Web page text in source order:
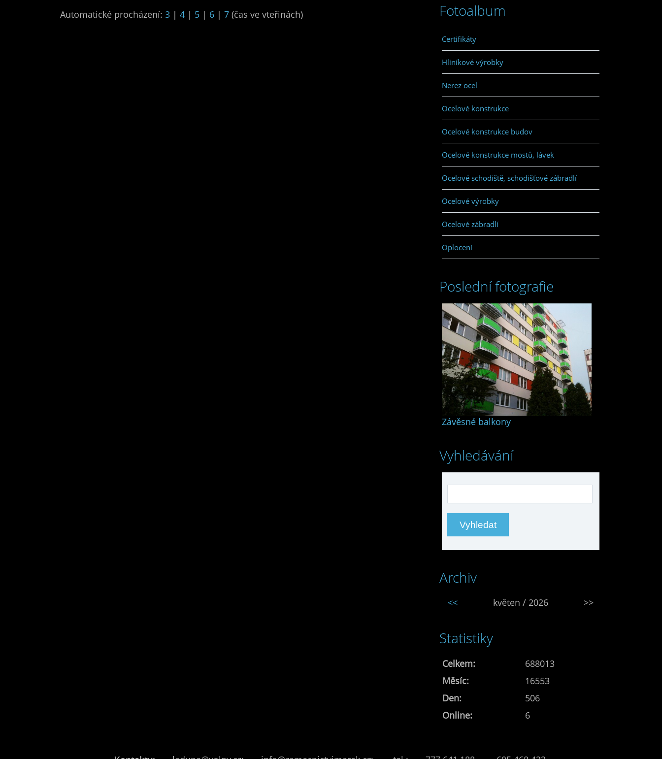
Automatické procházení: 3 | 4 | 5 | 6 | 7 (čas ve vteřinách) Fotoalbum
Certifikáty
Hliníkové výrobky
Nerez ocel
Ocelové konstrukce
Ocelové konstrukce budov
Ocelové konstrukce mostů, lávek
Ocelové schodiště, schodišťové zábradlí
Ocelové výrobky
Ocelové zábradlí
Oplocení
Poslední fotografie
Závěsné balkony
Vyhledávání
Archiv
<< květen / 2026 >>
Statistiky
Online: 6
Celkem:
688013
Měsíc:
16553
Den:
506